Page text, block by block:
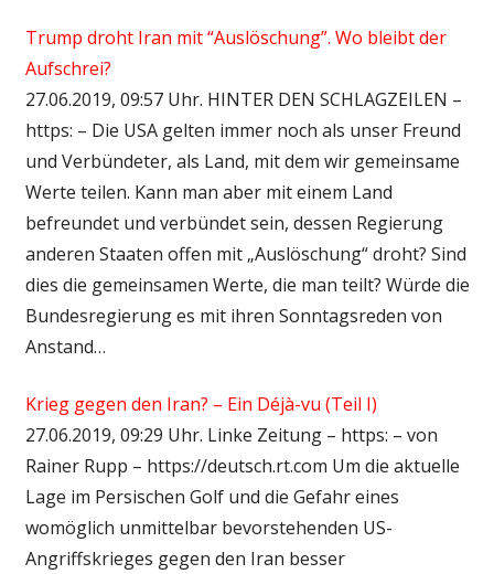
Trump droht Iran mit “Auslöschung”. Wo bleibt der
Aufschrei?
27.06.2019, 09:57 Uhr. HINTER DEN SCHLAGZEILEN –
https: – Die USA gelten immer noch als unser Freund
und Verbündeter, als Land, mit dem wir gemeinsame
Werte teilen. Kann man aber mit einem Land
befreundet und verbündet sein, dessen Regierung
anderen Staaten offen mit „Auslöschung“ droht? Sind
dies die gemeinsamen Werte, die man teilt? Würde die
Bundesregierung es mit ihren Sonntagsreden von
Anstand…
Krieg gegen den Iran? – Ein Déjà-vu (Teil I)
27.06.2019, 09:29 Uhr. Linke Zeitung – https: – von
Rainer Rupp – https://deutsch.rt.com Um die aktuelle
Lage im Persischen Golf und die Gefahr eines
womöglich unmittelbar bevorstehenden US-
Angriffskrieges gegen den Iran besser